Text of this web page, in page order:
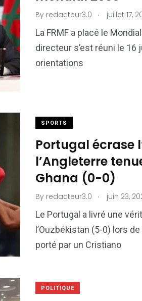
By redacteur3.0 . juillet 17,
La FRMF a placé le
directeur s’est réuni le 16
orientations
SPORTS
Portugal écrase
l’Angleterre
Ghana (0-0)
By redacteur3.0 . juin 23,
Le Portugal a livré une
l’Ouzbékistan (5-0) lors
porté par un Cristiano
POLITIQUE
1
International
237
Société